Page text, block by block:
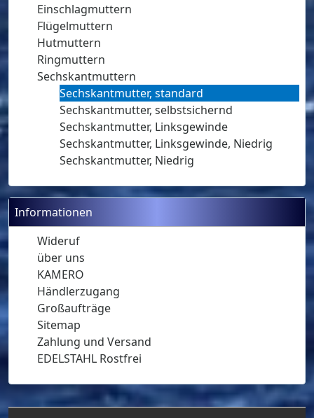
Einschlagmuttern
Flügelmuttern
Hutmuttern
Ringmuttern
Sechskantmuttern
Sechskantmutter, standard
Sechskantmutter, selbstsichernd
Sechskantmutter, Linksgewinde
Sechskantmutter, Linksgewinde, Niedrig
Sechskantmutter, Niedrig
Informationen
Wideruf
über uns
KAMERO
Händlerzugang
Großaufträge
Sitemap
Zahlung und Versand
EDELSTAHL Rostfrei